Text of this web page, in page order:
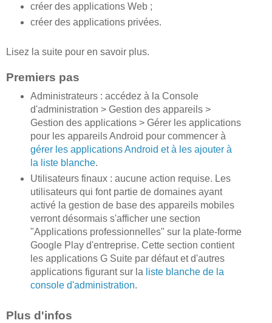
créer des applications Web ;
créer des applications privées.
Lisez la suite pour en savoir plus.
Premiers pas
Administrateurs : accédez à la Console
d'administration > Gestion des appareils >
Gestion des applications > Gérer les applications
pour les appareils Android pour commencer à
gérer les applications Android et à les ajouter à
la liste blanche.
Utilisateurs finaux : aucune action requise. Les
utilisateurs qui font partie de domaines ayant
activé la gestion de base des appareils mobiles
verront désormais s'afficher une section
"Applications professionnelles" sur la plate-forme
Google Play d'entreprise. Cette section contient
les applications G Suite par défaut et d'autres
applications figurant sur la liste blanche de la
console d'administration.
Plus d'infos